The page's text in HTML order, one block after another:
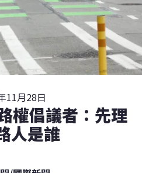
11月28日
權倡議者：先理
人是誰